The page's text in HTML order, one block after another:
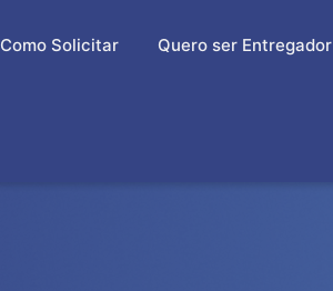
Como Solicitar Quero ser Entregador